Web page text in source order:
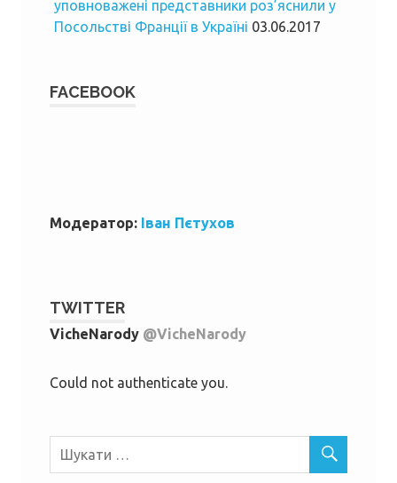
уповноважені представники роз’яснили у
Посольстві Франції в Україні 03.06.2017
FACEBOOK
Модератор: Іван Пєтухов
TWITTER
VicheNarody @VicheNarody
Could not authenticate you.